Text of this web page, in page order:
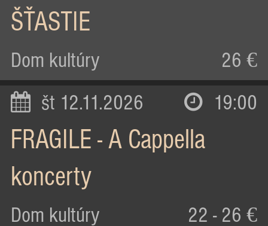
ŠŤASTIE
Dom kultúry 26 €
št 12.11.2026 19:00
FRAGILE - A Cappella
koncerty
Dom kultúry 22 - 26 €